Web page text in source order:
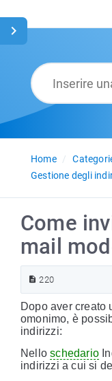
Home
Gestione degli
Come
mail
220
Dopo aver creato
omonimo, è
indirizzi:
Nelloschedario
indirizzi a cui si